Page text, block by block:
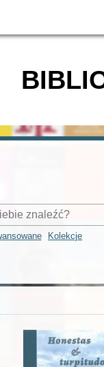
Kolekcje